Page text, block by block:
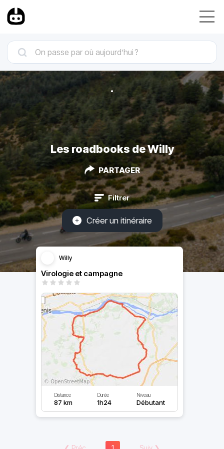
Les roadbooks de Willy
PARTAGER
Filtrer
Créer un itinéraire
Willy
Virologie et campagne
Distance
87 km
Durée
1h24
Niveau
Débutant